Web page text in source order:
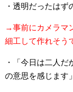
・透明だったはず
→事前にカメラマ
細工して作れそう
・「今日は二人
の意思を感じます」